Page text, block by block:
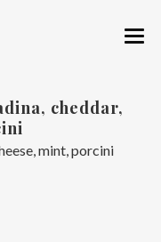
cheddar,
mint, porcini